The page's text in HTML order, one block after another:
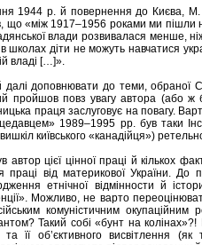
1944 р. й повернення до Києва, М.
«між 1917–1956 роками ми пішли
влади розвивалася менше,
школах діти не можуть навчатися
владі […]».
доповнювати до теми, обраної
пройшов повз увагу автора (або ж
праця заслуговує на повагу.
1989–1995 рр. був таки
київського «канадійця»)
автор цієї цінної праці й кількох
праці від материкової України.
етнічної відмінности й
Можливо, не варто
комуністичним
Такий собі «бунт на
та її об’єктивного висвітлення